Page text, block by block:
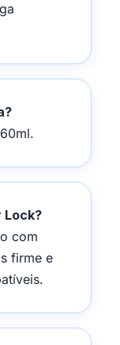
Lock?
com
firme e